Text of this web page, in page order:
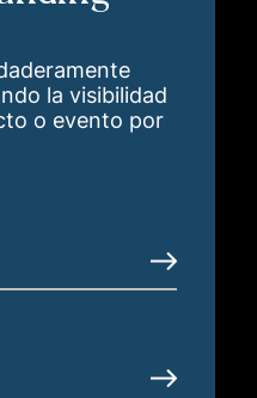
la visibilidad
o evento por